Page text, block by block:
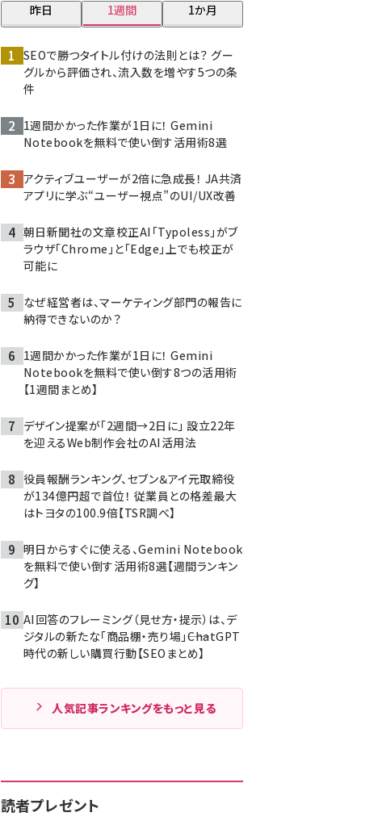
昨日 1週間 1か月
SEOで勝つタイトル付けの法則とは？ グー
グルから評価され、流入数を増やす5つの条
件
1週間かかった作業が1日に！ Gemini
Notebookを無料で使い倒す活用術8選
アクティブユーザーが2倍に急成長！ JA共済
アプリに学ぶ“ユーザー視点”のUI/UX改善
朝日新聞社の文章校正AI「Typoless」がブ
ラウザ「Chrome」と「Edge」上でも校正が
可能に
なぜ経営者は、マーケティング部門の報告に
納得できないのか？
1週間かかった作業が1日に！ Gemini
Notebookを無料で使い倒す8つの活用術
【1週間まとめ】
デザイン提案が「2週間→2日に」 設立22年
を迎えるWeb制作会社のAI活用法
役員報酬ランキング、セブン＆アイ元取締役
が134億円超で首位！ 従業員との格差最大
はトヨタの100.9倍【TSR調べ】
明日からすぐに使える、Gemini Notebook
を無料で使い倒す活用術8選【週間ランキン
グ】
AI回答のフレーミング（見せ方・提示）は、デ
ジタルの新たな「商品棚・売り場」――ChatGPT
時代の新しい購買行動【SEOまとめ】
人気記事ランキングをもっと見る
読者プレゼント